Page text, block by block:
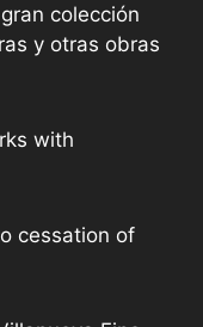
colección
y otras obras
with
cessation of